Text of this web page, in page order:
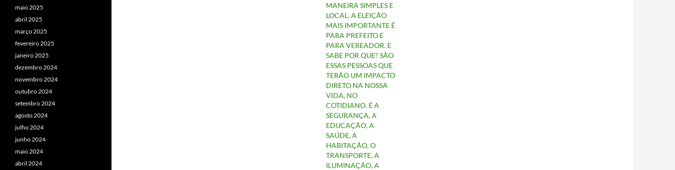
MANEIRA SIMPLES E
LOCAL. A ELEIÇÃO
MAIS IMPORTANTE É
PARA PREFEITO E
PARA VEREADOR. E
SABE POR QUE? SÃO
ESSAS PESSOAS QUE
TERÃO UM IMPACTO
DIRETO NA NOSSA
VIDA, NO
COTIDIANO. É A
SEGURANÇA, A
EDUCAÇÃO, A
SAÚDE, A
HABITAÇÃO, O
TRANSPORTE, A
ILUMINAÇÃO, A
maio 2025
abril 2025
março 2025
fevereiro 2025
janeiro 2025
dezembro 2024
novembro 2024
outubro 2024
setembro 2024
agosto 2024
julho 2024
junho 2024
maio 2024
abril 2024